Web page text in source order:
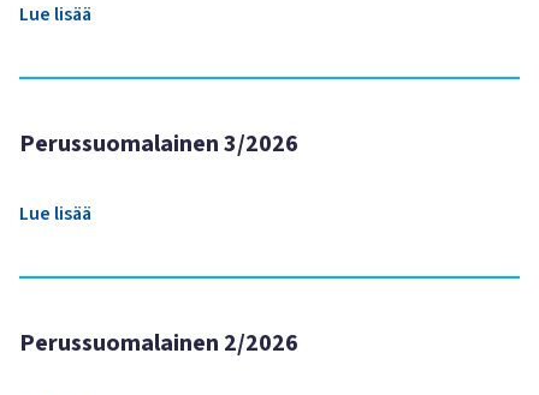
Lue lisää
Perussuomalainen 3/2026
Lue lisää
Perussuomalainen 2/2026